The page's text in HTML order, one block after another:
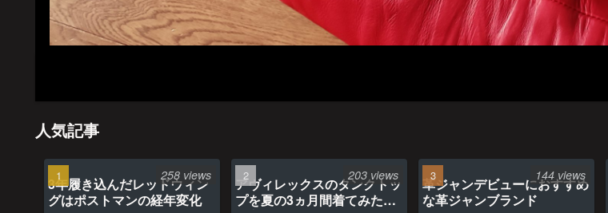
人気記事
3年履き込んだレッドウィン
グはポストマンの経年変化
258 views
アヴィレックスのタンクトッ
プを夏の3ヵ月間着てみたら
203 views
革ジャンデビューにおすすめ
な革ジャンブランド
144 views